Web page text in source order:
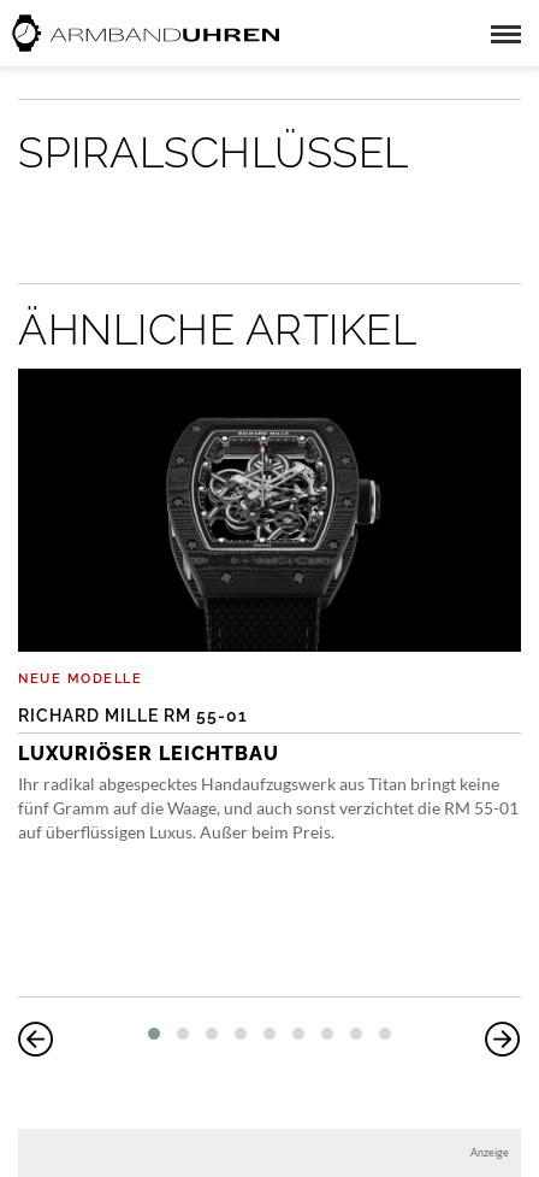
SPIRALSCHLÜSSEL
ÄHNLICHE ARTIKEL
NEUE MODELLE
RICHARD MILLE RM 55-01
LUXURIÖSER LEICHTBAU
Ihr radikal abgespecktes Handaufzugswerk aus Titan bringt keine
fünf Gramm auf die Waage, und auch sonst verzichtet die RM 55-01
auf überflüssigen Luxus. Außer beim Preis.
Anzeige